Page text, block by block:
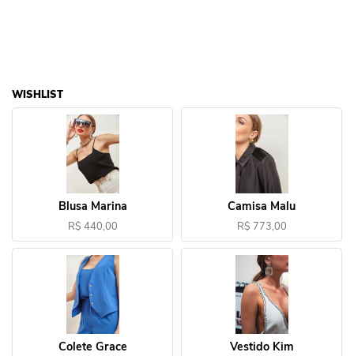
WISHLIST
Blusa Marina
R$ 440,00
Camisa Malu
R$ 773,00
Colete Grace Vestido Kim